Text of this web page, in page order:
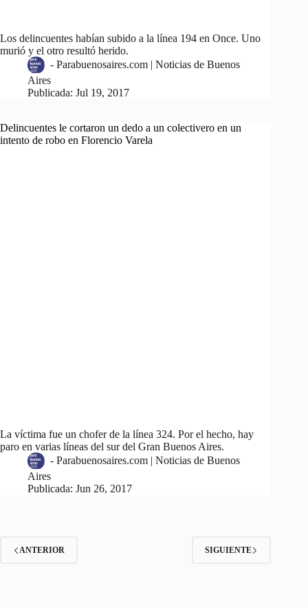
Los delincuentes habían subido a la línea 194 en Once. Uno
murió y el otro resultó herido.
- Parabuenosaires.com | Noticias de Buenos
Aires
Publicada: Jul 19, 2017
Delincuentes le cortaron un dedo a un colectivero en un
intento de robo en Florencio Varela
La víctima fue un chofer de la línea 324. Por el hecho, hay
paro en varias líneas del sur del Gran Buenos Aires.
- Parabuenosaires.com | Noticias de Buenos
Aires
Publicada: Jun 26, 2017
ANTERIOR SIGUIENTE